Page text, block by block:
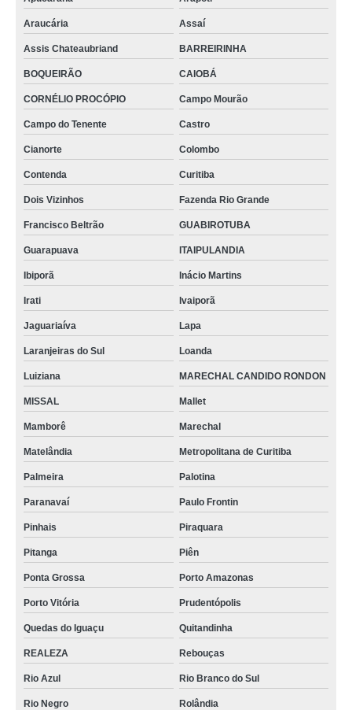
Araucária Assaí
Assis Chateaubriand BARREIRINHA
BOQUEIRÃO CAIOBÁ
CORNÉLIO PROCÓPIO Campo Mourão
Campo do Tenente Castro
Cianorte Colombo
Contenda Curitiba
Dois Vizinhos Fazenda Rio Grande
Francisco Beltrão GUABIROTUBA
Guarapuava ITAIPULANDIA
Ibiporã Inácio Martins
Irati Ivaiporã
Jaguariaíva Lapa
Laranjeiras do Sul Loanda
Luiziana MARECHAL CANDIDO RONDON
MISSAL Mallet
Mamborê Marechal
Matelândia Metropolitana de Curitiba
Palmeira Palotina
Paranavaí Paulo Frontin
Pinhais Piraquara
Pitanga Piên
Ponta Grossa Porto Amazonas
Porto Vitória Prudentópolis
Quedas do Iguaçu Quitandinha
REALEZA Rebouças
Rio Azul Rio Branco do Sul
Rio Negro Rolândia